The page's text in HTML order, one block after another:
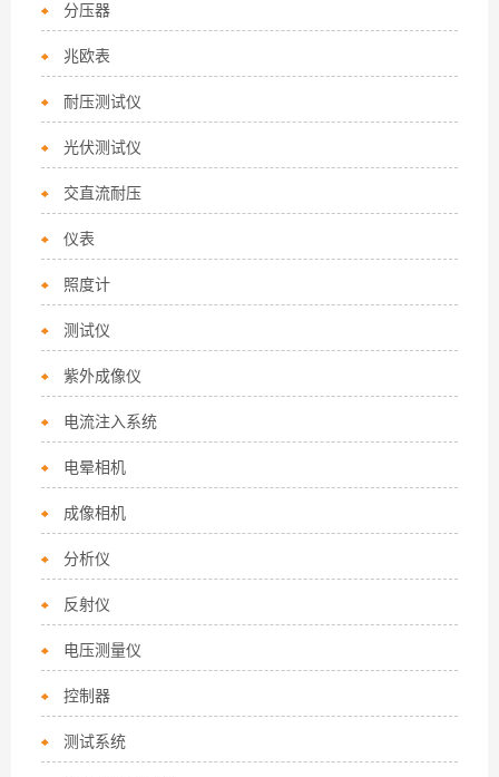
分压器
兆欧表
耐压测试仪
光伏测试仪
交直流耐压
仪表
照度计
测试仪
紫外成像仪
电流注入系统
电晕相机
成像相机
分析仪
反射仪
电压测量仪
控制器
测试系统